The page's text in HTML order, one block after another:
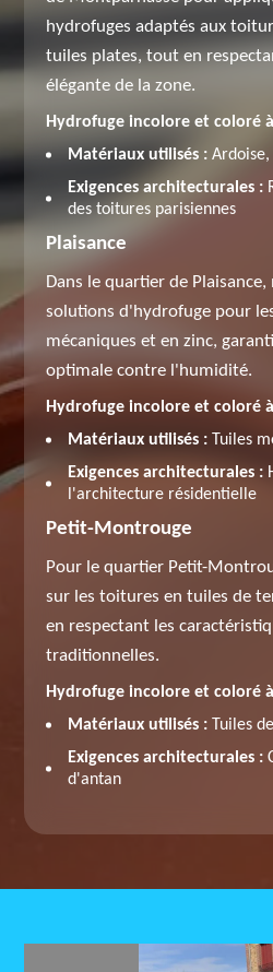
hydrofuges adaptés aux
tuiles plates, tout en
élégante de la zone.
Hydrofuge incolore et coloré
Matériaux utilisés :
Exigences architecturales :
des toitures parisiennes
Plaisance
Dans le quartier de
solutions d'hydrofuge pour
mécaniques et en zinc,
optimale contre l'humidité.
Hydrofuge incolore et coloré
Matériaux utilisés : Tuiles
Exigences architecturales :
l'architecture résidentielle
Petit-Montrouge
Pour le quartier Petit-
sur les toitures en tuiles de
en respectant les
traditionnelles.
Hydrofuge incolore et coloré
Matériaux utilisés : Tuiles
Exigences architecturales :
d'antan